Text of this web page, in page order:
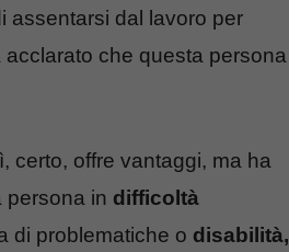
assentarsi dal lavoro per
che questa persona
certo, offre vantaggi, ma ha
persona in difficoltà
di problematiche o disabilità,